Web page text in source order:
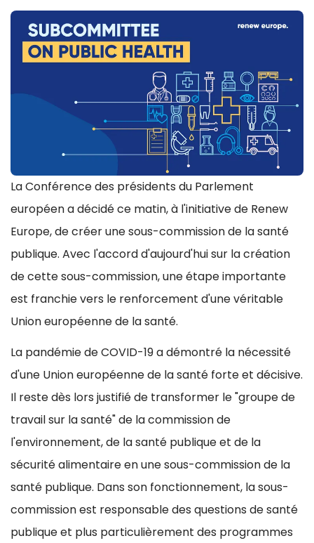
La Conférence des présidents du Parlement
européen a décidé ce matin, à l'initiative de Renew
Europe, de créer une sous-commission de la santé
publique. Avec l'accord d'aujourd'hui sur la création
de cette sous-commission, une étape importante
est franchie vers le renforcement d'une véritable
Union européenne de la santé.
La pandémie de COVID-19 a démontré la nécessité
d'une Union européenne de la santé forte et décisive.
Il reste dès lors justifié de transformer le "groupe de
travail sur la santé" de la commission de
l'environnement, de la santé publique et de la
sécurité alimentaire en une sous-commission de la
santé publique. Dans son fonctionnement, la sous-
commission est responsable des questions de santé
publique et plus particulièrement des programmes